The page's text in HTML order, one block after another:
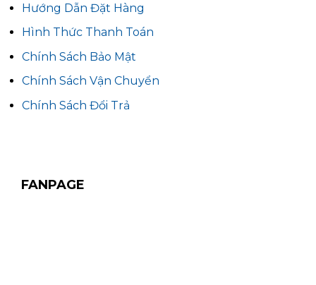
Hướng Dẫn Đặt Hàng
Hình Thức Thanh Toán
Chính Sách Bảo Mật
Chính Sách Vận Chuyển
Chính Sách Đổi Trả
FANPAGE